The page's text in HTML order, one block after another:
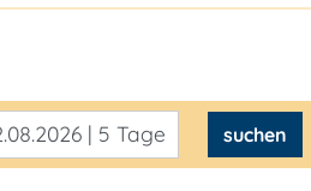
| 5 Tage suchen